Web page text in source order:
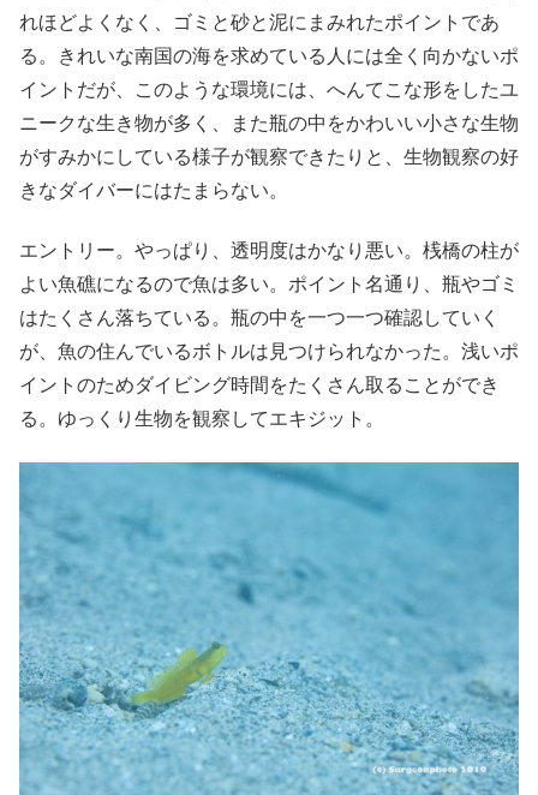
れほどよくなく、ゴミと砂と泥にまみれたポイントであ
る。きれいな南国の海を求めている人には全く向かないポ
イントだが、このような環境には、へんてこな形をしたユ
ニークな生き物が多く、また瓶の中をかわいい小さな生物
がすみかにしている様子が観察できたりと、生物観察の好
きなダイバーにはたまらない。
エントリー。やっぱり、透明度はかなり悪い。桟橋の柱が
よい魚礁になるので魚は多い。ポイント名通り、瓶やゴミ
はたくさん落ちている。瓶の中を一つ一つ確認していく
が、魚の住んでいるボトルは見つけられなかった。浅いポ
イントのためダイビング時間をたくさん取ることができ
る。ゆっくり生物を観察してエキジット。